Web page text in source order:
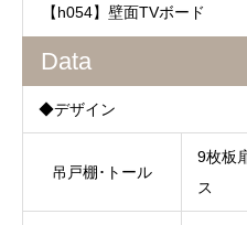
【h054】壁面TVボード
Data
◆デザイン
吊戸棚･トール
9枚板
ス